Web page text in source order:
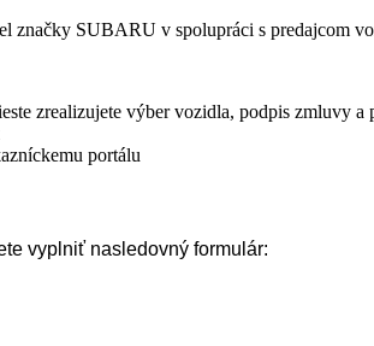
značky SUBARU v spolupráci s predajcom
zrealizujete výber vozidla, podpis zmluvy a
portálu
vyplniť nasledovný formulár: